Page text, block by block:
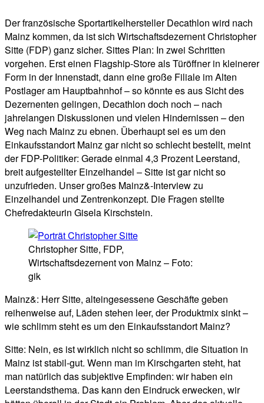
Der französische Sportartikelhersteller Decathlon wird nach
Mainz kommen, da ist sich Wirtschaftsdezernent Christopher
Sitte (FDP) ganz sicher. Sittes Plan: In zwei Schritten
vorgehen. Erst einen Flagship-Store als Türöffner in kleinerer
Form in der Innenstadt, dann eine große Filiale im Alten
Postlager am Hauptbahnhof – so könnte es aus Sicht des
Dezernenten gelingen, Decathlon doch noch – nach
jahrelangen Diskussionen und vielen Hindernissen – den
Weg nach Mainz zu ebnen. Überhaupt sei es um den
Einkaufsstandort Mainz gar nicht so schlecht bestellt, meint
der FDP-Politiker: Gerade einmal 4,3 Prozent Leerstand,
breit aufgestellter Einzelhandel – Sitte ist gar nicht so
unzufrieden. Unser großes Mainz&-Interview zu
Einzelhandel und Zentrenkonzept. Die Fragen stellte
Chefredakteurin Gisela Kirschstein.
Christopher Sitte, FDP,
Wirtschaftsdezernent von Mainz – Foto:
gik
Mainz&: Herr Sitte, alteingesessene Geschäfte geben
reihenweise auf, Läden stehen leer, der Produktmix sinkt –
wie schlimm steht es um den Einkaufsstandort Mainz?
Sitte: Nein, es ist wirklich nicht so schlimm, die Situation in
Mainz ist stabil-gut. Wenn man im Kirschgarten steht, hat
man natürlich das subjektive Empfinden: wir haben ein
Leerstandsthema. Das kann den Eindruck erwecken, wir